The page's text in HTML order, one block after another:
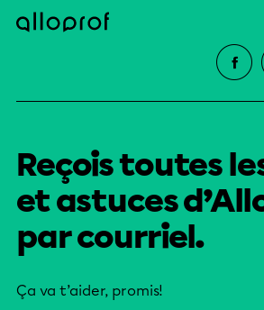
Reçois toutes
et astuces
par courriel.
Ça va t’aider, promis!